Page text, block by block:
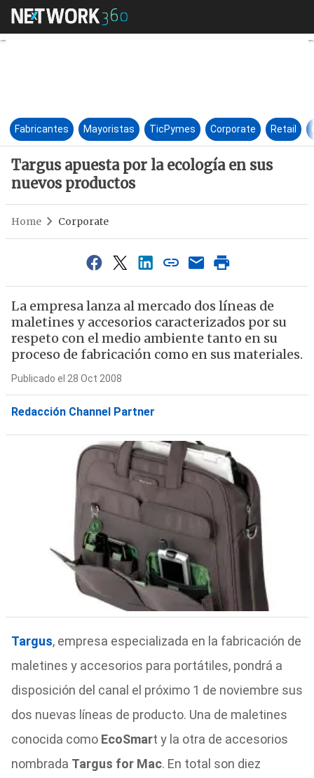
Targus apuesta por la
Fabricantes Mayoristas TicPymes Corporate Retail
Targus apuesta por la ecología en sus
nuevos productos
Home Corporate
La empresa lanza al mercado dos líneas de
maletines y accesorios caracterizados por su
respeto con el medio ambiente tanto en su
proceso de fabricación como en sus materiales.
Publicado el 28 Oct 2008
Redacción Channel Partner
Targus, empresa especializada en la fabricación de
maletines y accesorios para portátiles, pondrá a
disposición del canal el próximo 1 de noviembre sus
dos nuevas líneas de producto. Una de maletines
conocida como EcoSmart y la otra de accesorios
nombrada Targus for Mac. En total son diez